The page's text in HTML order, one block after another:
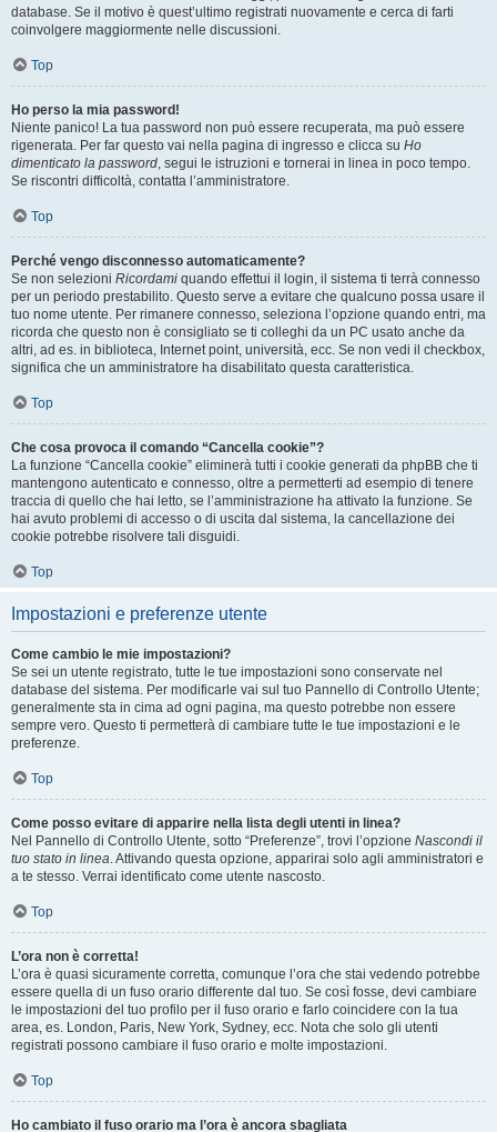
database. Se il motivo è quest’ultimo registrati nuovamente e cerca di farti
coinvolgere maggiormente nelle discussioni.
Top
Ho perso la mia password!
Niente panico! La tua password non può essere recuperata, ma può essere
rigenerata. Per far questo vai nella pagina di ingresso e clicca su Ho
dimenticato la password, segui le istruzioni e tornerai in linea in poco tempo.
Se riscontri difficoltà, contatta l’amministratore.
Top
Perché vengo disconnesso automaticamente?
Se non selezioni Ricordami quando effettui il login, il sistema ti terrà connesso
per un periodo prestabilito. Questo serve a evitare che qualcuno possa usare il
tuo nome utente. Per rimanere connesso, seleziona l’opzione quando entri, ma
ricorda che questo non è consigliato se ti colleghi da un PC usato anche da
altri, ad es. in biblioteca, Internet point, università, ecc. Se non vedi il checkbox,
significa che un amministratore ha disabilitato questa caratteristica.
Top
Che cosa provoca il comando “Cancella cookie”?
La funzione “Cancella cookie” eliminerà tutti i cookie generati da phpBB che ti
mantengono autenticato e connesso, oltre a permetterti ad esempio di tenere
traccia di quello che hai letto, se l’amministrazione ha attivato la funzione. Se
hai avuto problemi di accesso o di uscita dal sistema, la cancellazione dei
cookie potrebbe risolvere tali disguidi.
Top
Impostazioni e preferenze utente
Come cambio le mie impostazioni?
Se sei un utente registrato, tutte le tue impostazioni sono conservate nel
database del sistema. Per modificarle vai sul tuo Pannello di Controllo Utente;
generalmente sta in cima ad ogni pagina, ma questo potrebbe non essere
sempre vero. Questo ti permetterà di cambiare tutte le tue impostazioni e le
preferenze.
Top
Come posso evitare di apparire nella lista degli utenti in linea?
Nel Pannello di Controllo Utente, sotto “Preferenze”, trovi l’opzione Nascondi il
tuo stato in linea. Attivando questa opzione, apparirai solo agli amministratori e
a te stesso. Verrai identificato come utente nascosto.
Top
L’ora non è corretta!
L’ora è quasi sicuramente corretta, comunque l’ora che stai vedendo potrebbe
essere quella di un fuso orario differente dal tuo. Se così fosse, devi cambiare
le impostazioni del tuo profilo per il fuso orario e farlo coincidere con la tua
area, es. London, Paris, New York, Sydney, ecc. Nota che solo gli utenti
registrati possono cambiare il fuso orario e molte impostazioni.
Top
Ho cambiato il fuso orario ma l’ora è ancora sbagliata